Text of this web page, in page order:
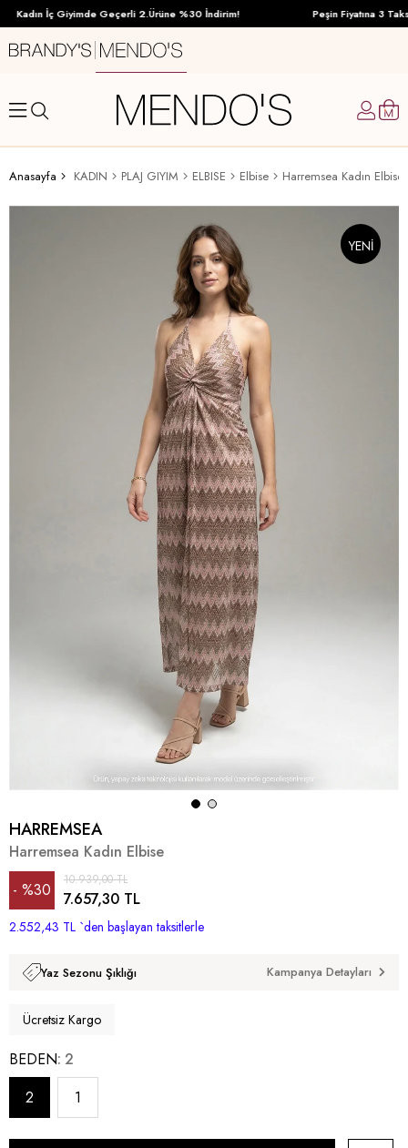
Kadın İç Giyimde Geçerli 2.Ürüne %30 İndirim! Peşin Fiyatına 3
Anasayfa KADIN PLAJ GIYIM ELBISE Elbise Harremsea Kadın Elbise
YENI
HARREMSEA
Harremsea Kadın Elbise
%30
İndirim
10.939,00 TL
7.657,30 TL
2.552,43 TL `den başlayan taksitlerle
Yaz Sezonu Şıklığı Kampanya Detayları
Ücretsiz Kargo
BEDEN 2
2
1